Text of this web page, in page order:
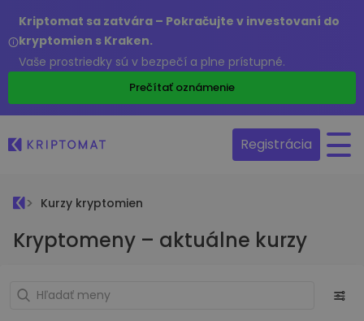
Kriptomat sa zatvára – Pokračujte v investovaní do
kryptomien s Kraken.
Vaše prostriedky sú v bezpečí a plne prístupné.
Prečítať oznámenie
Registrácia
Kurzy kryptomien
Kryptomeny – aktuálne kurzy